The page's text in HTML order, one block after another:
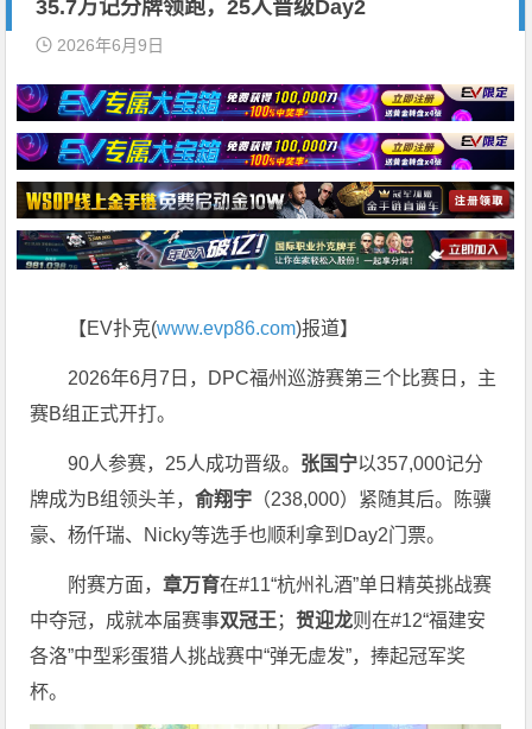
35.7万记分牌领跑，25人晋级Day2
2026年6月9日
【EV扑克(www.evp86.com)报道】
2026年6月7日，DPC福州巡游赛第三个比赛日，主
赛B组正式开打。
90人参赛，25人成功晋级。 张国宁以357,000记分
牌成为B组领头羊，俞翔宇 （238,000）紧随其后。陈骥
豪、杨仟瑞、Nicky等选手也顺利拿到Day2门票。
附赛方面，章万育在#11“杭州礼酒”单日精英挑战赛
中夺冠，成就本届赛事双冠王 ；贺迎龙则在#12“福建安
各洛”中型彩蛋猎人挑战赛中“弹无虚发”，捧起冠军奖
杯。